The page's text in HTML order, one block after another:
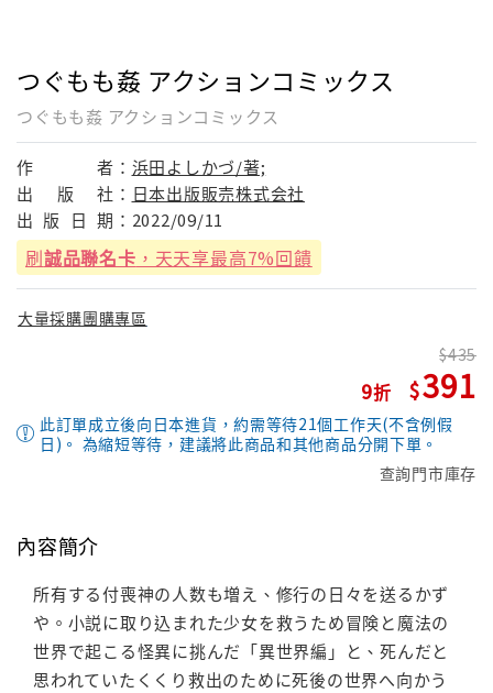
つぐもも姦 アクションコミックス
つぐもも姦 アクションコミックス
作 者： 浜田よしかづ/著;
出
版 社： 日本出版販売株式会社
出 版 日 期： 2022/09/11
刷誠品聯名卡 ，天天享最高7%回饋
大量採購團購專區
9
435
391
此訂單成立後向日本進貨，約需等待21個工作天(不含例假
日)。 為縮短等待，建議將此商品和其他商品分開下單。
查詢門市庫存
內容簡介
所有する付喪神の人数も増え、修行の日々を送るかず
や。小説に取り込まれた少女を救うため冒険と魔法の
世界で起こる怪異に挑んだ「異世界編」と、死んだと
思われていたくくり救出のために死後の世界へ向かう